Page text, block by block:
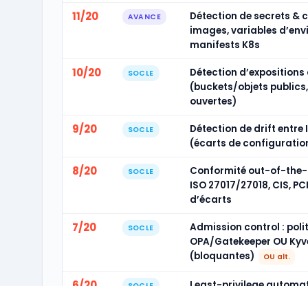
11/20 AVANCE
Détection de secrets &
images, variables
manifests K8s
10/20 SOCLE
Détection
(buckets/objets
ouvertes)
9/20 SOCLE
Détection de drift entre
(écarts de
8/20 SOCLE
Conformité out-of-the-
ISO 27017/27018, CIS,
d’écarts
7/20 SOCLE
Admission control :
OPA/Gatekeeper OU
(bloquantes)
OU alt.